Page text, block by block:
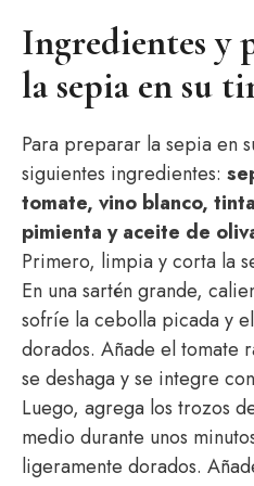
Ingredientes y
la sepia en su
Para preparar la sepia en
siguientes ingredientes:
tomate, vino blanco,
pimienta y aceite de
Primero, limpia y corta la
En una sartén grande,
sofríe la cebolla picada y
dorados. Añade el tomate
se deshaga y se integre
Luego, agrega los trozos
medio durante unos
ligeramente dorados.